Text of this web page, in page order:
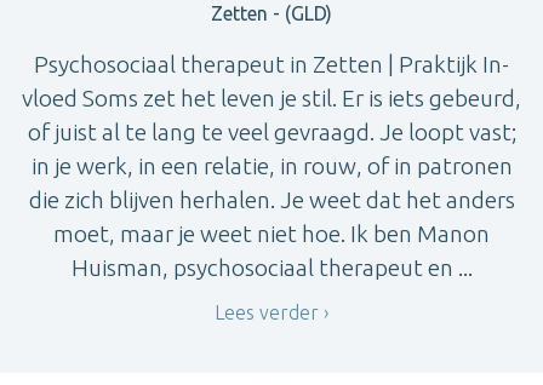
Zetten - (GLD)
Psychosociaal therapeut in Zetten | Praktijk In-
vloed Soms zet het leven je stil. Er is iets gebeurd,
of juist al te lang te veel gevraagd. Je loopt vast;
in je werk, in een relatie, in rouw, of in patronen
die zich blijven herhalen. Je weet dat het anders
moet, maar je weet niet hoe. Ik ben Manon
Huisman, psychosociaal therapeut en ...
Lees verder